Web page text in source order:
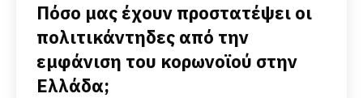
Πόσο μας έχουν προστατέψει οι
πολιτικάντηδες από την
εμφάνιση του κορωνοϊού στην
Ελλάδα;